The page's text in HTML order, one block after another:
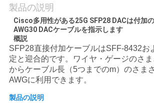
絡
く
だ
さ
い
製品の説明
Cisco多用性がある25G SFP28 DACは付加
AWG30 DACケーブルを指示します
概説
SFP28直接付加ケーブルはSFF-8432お
定と迎合的です。ワイヤ・ゲージのさ
からケーブル長（5つまでのm） のさま
AWGに利用できます。
製品の説明